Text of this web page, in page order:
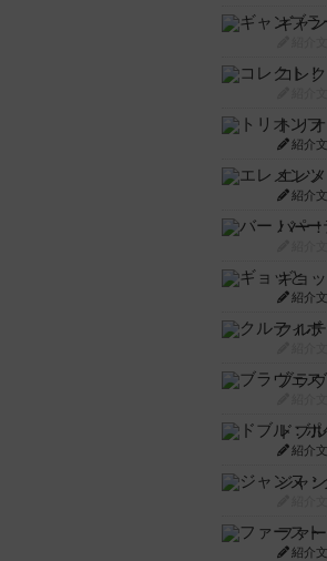
ギャ
コレク
トリ
紹介
エレ
紹介
バー
ギョ
紹介
クル
ブラ
紹介
紹介